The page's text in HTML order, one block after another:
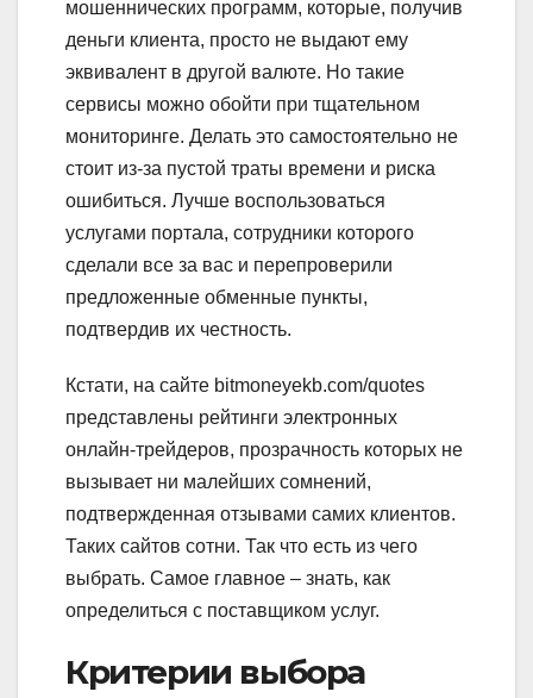
мошеннических программ, которые, получив
деньги клиента, просто не выдают ему
эквивалент в другой валюте. Но такие
сервисы можно обойти при тщательном
мониторинге. Делать это самостоятельно не
стоит из-за пустой траты времени и риска
ошибиться. Лучше воспользоваться
услугами портала, сотрудники которого
сделали все за вас и перепроверили
предложенные обменные пункты,
подтвердив их честность.
Кстати, на сайте bitmoneyekb.com/quotes
представлены рейтинги электронных
онлайн-трейдеров, прозрачность которых не
вызывает ни малейших сомнений,
подтвержденная отзывами самих клиентов.
Таких сайтов сотни. Так что есть из чего
выбрать. Самое главное – знать, как
определиться с поставщиком услуг.
Критерии выбора